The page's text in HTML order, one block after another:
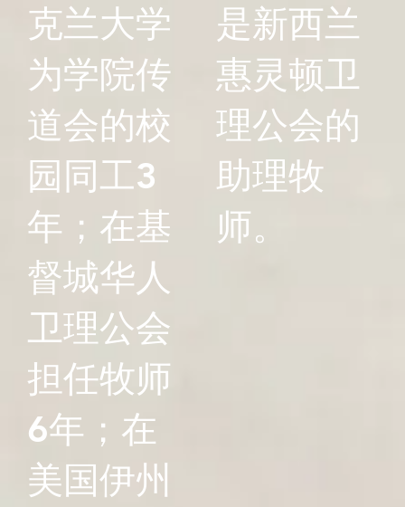
克兰大学
为学院传
道会的校
园同工3
年；在基
督城华人
卫理公会
担任牧师
6年；在
美国伊州
是新西兰
惠灵顿卫
理公会的
助理牧
师。